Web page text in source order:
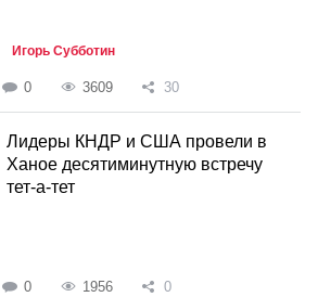
Игорь Субботин
0 3609 30
Лидеры КНДР и США провели в
Ханое десятиминутную встречу
тет-а-тет
0 1956 0